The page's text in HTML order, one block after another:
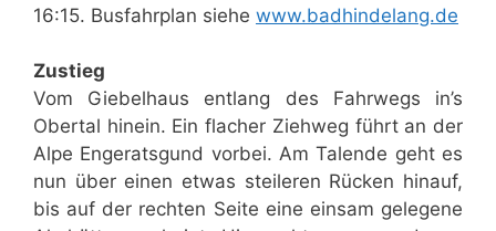
16:15. Busfahrplan siehe www.badhindelang.de
Zustieg
Vom Giebelhaus entlang des Fahrwegs in’s
Obertal hinein. Ein flacher Ziehweg führt an der
Alpe Engeratsgund vorbei. Am Talende geht es
nun über einen etwas steileren Rücken hinauf,
bis auf der rechten Seite eine einsam gelegene